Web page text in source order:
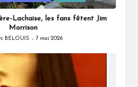
Lachaise, les fans fêtent Jim
Morrison
BELOUIS 7 mai 2026